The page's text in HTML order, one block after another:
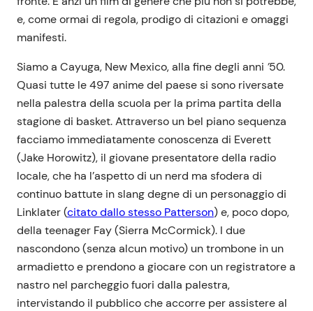
e, come ormai di regola, prodigo di citazioni e omaggi
manifesti.
Siamo a Cayuga, New Mexico, alla fine degli anni ’50.
Quasi tutte le 497 anime del paese si sono riversate
nella palestra della scuola per la prima partita della
stagione di basket. Attraverso un bel piano sequenza
facciamo immediatamente conoscenza di Everett
(Jake Horowitz), il giovane presentatore della radio
locale, che ha l’aspetto di un nerd ma sfodera di
continuo battute in slang degne di un personaggio di
Linklater (citato dallo stesso Patterson) e, poco dopo,
della teenager Fay (Sierra McCormick). I due
nascondono (senza alcun motivo) un trombone in un
armadietto e prendono a giocare con un registratore a
nastro nel parcheggio fuori dalla palestra,
intervistando il pubblico che accorre per assistere al